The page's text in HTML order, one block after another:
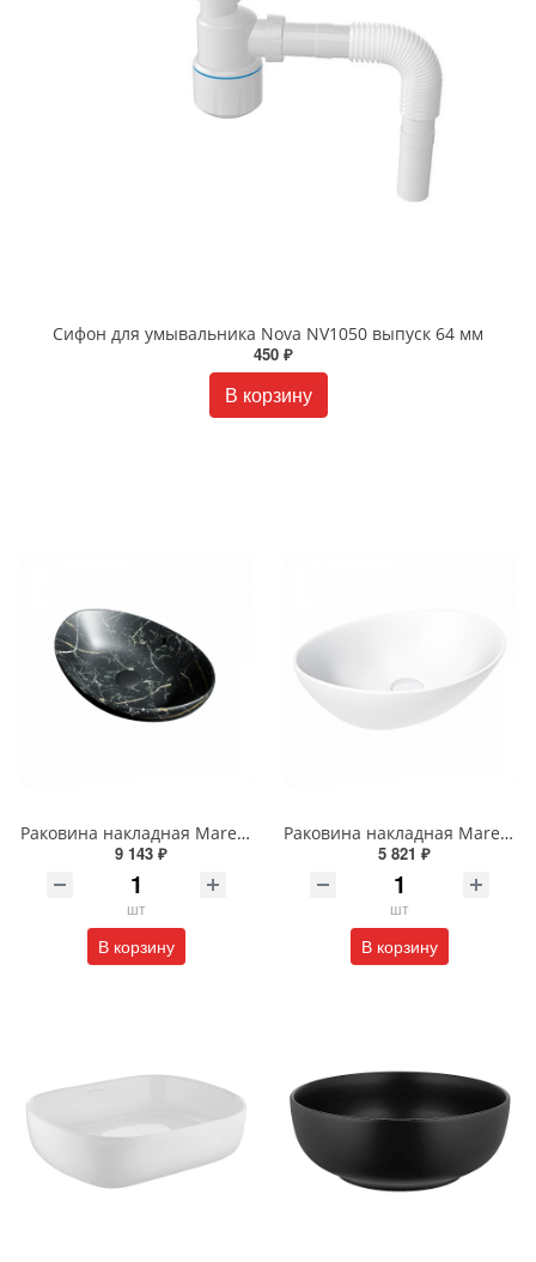
Сифон для умывальника Nova NV1050 выпуск 64 мм
450 ₽
В корзину
Раковина накладная Maretti Eleganza EN13NS48-560MR 59 см черная мраморная
9 143 ₽
шт
В корзину
Раковина накладная Maretti Eleganza EN13NS87-740 41 см белая
5 821 ₽
шт
В корзину